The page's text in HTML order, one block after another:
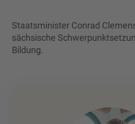
Staatsminister Conrad
sächsische
Bildung.